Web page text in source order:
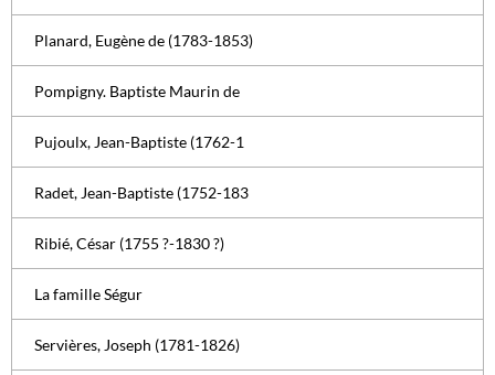
Planard, Eugène de (1783-1853)
Pompigny. Baptiste Maurin de
Pujoulx, Jean-Baptiste (1762-1
Radet, Jean-Baptiste (1752-183
Ribié, César (1755 ?-1830 ?)
La famille Ségur
Servières, Joseph (1781-1826)